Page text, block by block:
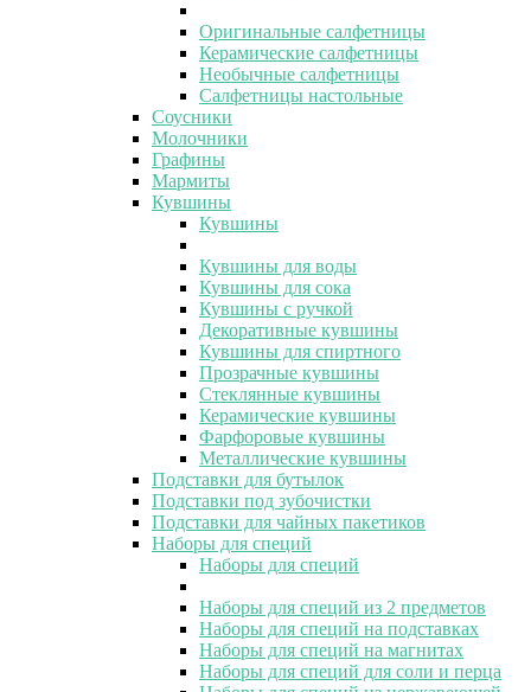
Оригинальные салфетницы
Керамические салфетницы
Необычные салфетницы
Салфетницы настольные
Соусники
Молочники
Графины
Мармиты
Кувшины
Кувшины
Кувшины для воды
Кувшины для сока
Кувшины с ручкой
Декоративные кувшины
Кувшины для спиртного
Прозрачные кувшины
Стеклянные кувшины
Керамические кувшины
Фарфоровые кувшины
Металлические кувшины
Подставки для бутылок
Подставки под зубочистки
Подставки для чайных пакетиков
Наборы для специй
Наборы для специй
Наборы для специй из 2 предметов
Наборы для специй на подставках
Наборы для специй на магнитах
Наборы для специй для соли и перца